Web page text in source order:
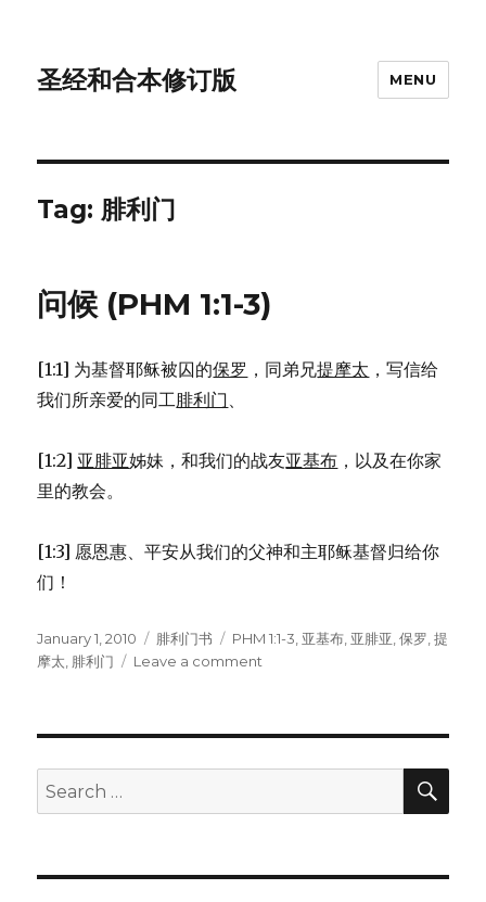
圣经和合本修订版 MENU
Tag: 腓利门
问候 (PHM 1:1-3)
[1:1] 为基督耶稣被囚的保罗 ，同弟兄提摩太 ，写信给
我们所亲爱的同工腓利门、
[1:2] 亚腓亚姊妹，和我们的战友亚基布 ，以及在你家
里的教会。
[1:3] 愿恩惠、平安从我们的父神和主耶稣基督归给你
们！
Posted
on
January 1, 2010 Categories
腓利门书 Tags
PHM 1:1-3 亚基布 亚腓亚 ,保罗 ,提
摩太 腓利门 Leave a comment
3)
Search
for: